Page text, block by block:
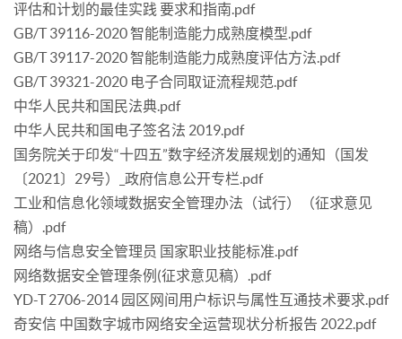
评估和计划的最佳实践 要求和指南.pdf
GB/T 39116-2020 智能制造能力成熟度模型.pdf
GB/T 39117-2020 智能制造能力成熟度评估方法.pdf
GB/T 39321-2020 电子合同取证流程规范.pdf
中华人民共和国民法典.pdf
中华人民共和国电子签名法 2019.pdf
国务院关于印发“十四五”数字经济发展规划的通知（国发
〔2021〕29号）_政府信息公开专栏.pdf
工业和信息化领域数据安全管理办法（试行）（征求意见
稿）.pdf
网络与信息安全管理员 国家职业技能标准.pdf
网络数据安全管理条例(征求意见稿）.pdf
YD-T 2706-2014 园区网间用户标识与属性互通技术要求.pdf
奇安信 中国数字城市网络安全运营现状分析报告 2022.pdf